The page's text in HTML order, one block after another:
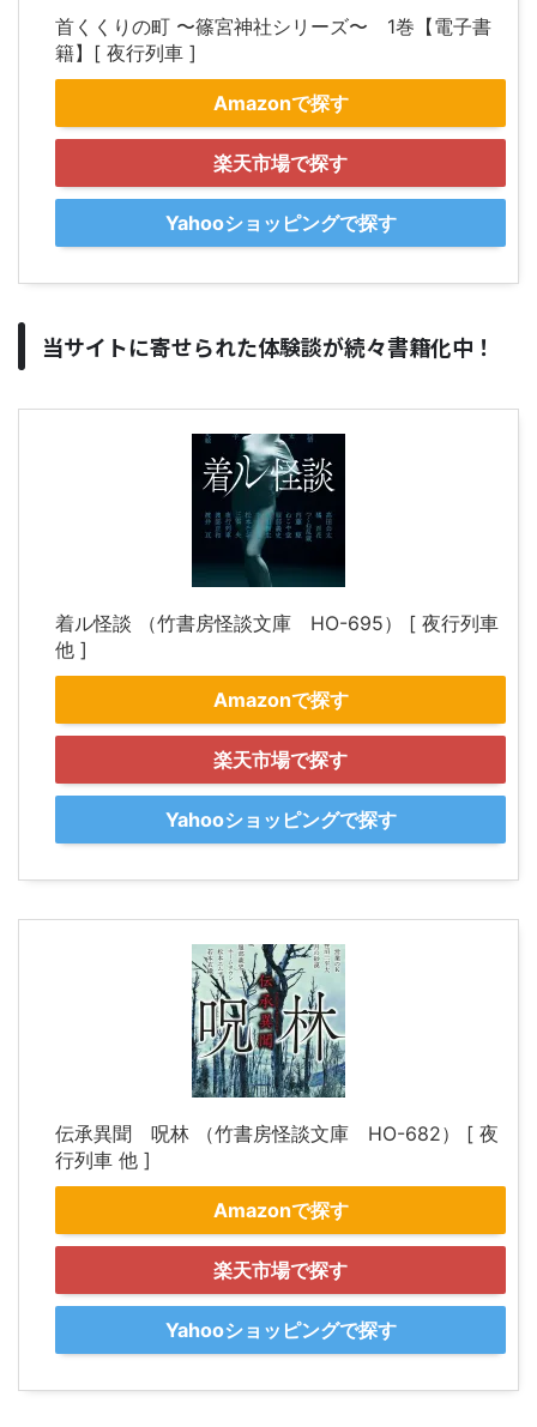
首くくりの町 〜篠宮神社シリーズ〜 1巻【電子書
籍】[ 夜行列車 ]
Amazonで探す
楽天市場で探す
Yahooショッピングで探す
当サイトに寄せられた体験談が続々書籍化中！
着ル怪談 （竹書房怪談文庫 HO-695） [ 夜行列車
他 ]
Amazonで探す
楽天市場で探す
Yahooショッピングで探す
伝承異聞 呪林 （竹書房怪談文庫 HO-682） [ 夜
行列車 他 ]
Amazonで探す
楽天市場で探す
Yahooショッピングで探す